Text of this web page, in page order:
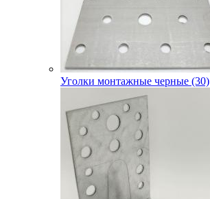
Уголки монтажные черные (30)